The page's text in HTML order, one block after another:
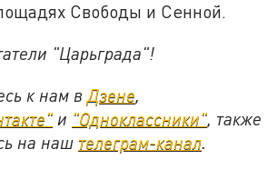
Свободы и Сенной.
"Царьграда"!
к нам в Дзене
и "Одноклассники" также
на наш телеграм-канал